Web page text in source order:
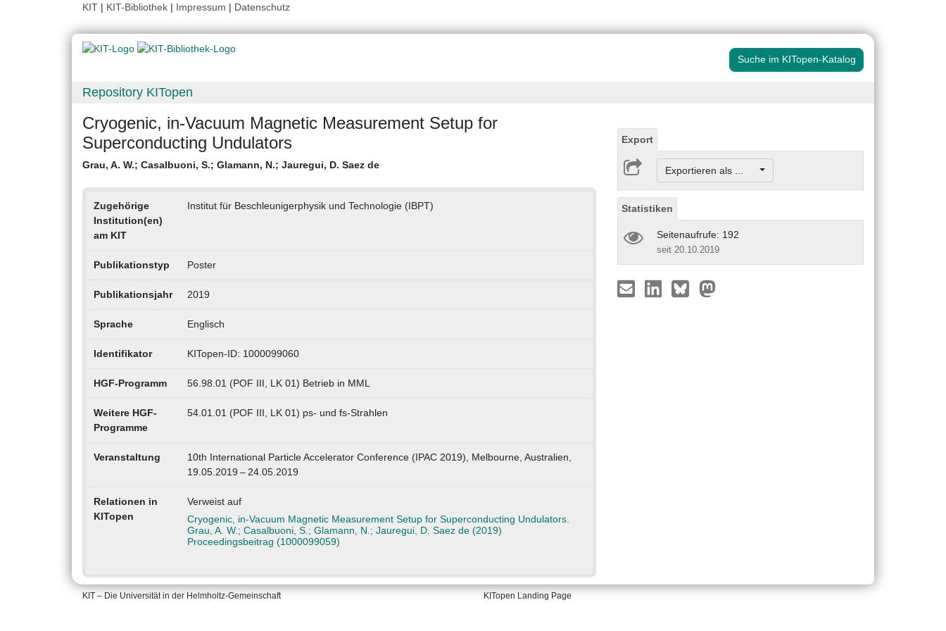
KIT | KIT-Bibliothek | Impressum | Datenschutz
Suche im KITopen-Katalog
Repository KITopen
Cryogenic, in-Vacuum Magnetic Measurement Setup for
Superconducting Undulators
Grau, A. W.; Casalbuoni, S.; Glamann, N.; Jauregui, D. Saez de
Zugehörige
Institution(en)
am KIT
Institut für Beschleunigerphysik und Technologie (IBPT)
Publikationstyp Poster
Publikationsjahr 2019
Sprache Englisch
Identifikator KITopen-ID: 1000099060
HGF-Programm 56.98.01 (POF III, LK 01) Betrieb in MML
Weitere HGF-
Programme
54.01.01 (POF III, LK 01) ps- und fs-Strahlen
Veranstaltung
10th International Particle Accelerator Conference (IPAC 2019), Melbourne, Australien,
19.05.2019 – 24.05.2019
Relationen in
KITopen
Verweist auf
Cryogenic, in-Vacuum Magnetic Measurement Setup for Superconducting Undulators.
Grau, A. W.; Casalbuoni, S.; Glamann, N.; Jauregui, D. Saez de (2019)
Proceedingsbeitrag (1000099059)
Export
Exportieren als ...
Statistiken
Seitenaufrufe: 192
seit 20.10.2019
KIT – Die Universität in der Helmholtz-Gemeinschaft KITopen Landing Page